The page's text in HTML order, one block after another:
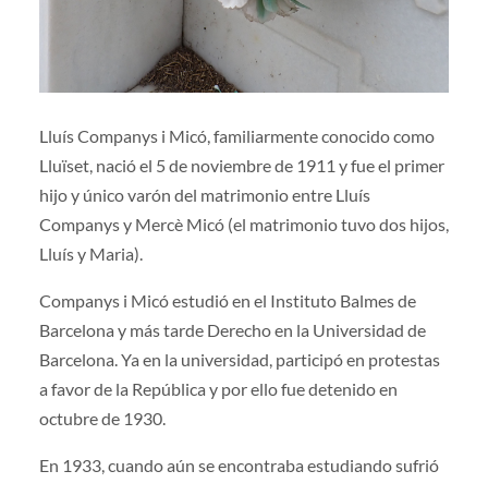
Lluís Companys i Micó, familiarmente conocido como
Lluïset, nació el 5 de noviembre de 1911 y fue el primer
hijo y único varón del matrimonio entre Lluís
Companys y Mercè Micó (el matrimonio tuvo dos hijos,
Lluís y Maria).
Companys i Micó estudió en el Instituto Balmes de
Barcelona y más tarde Derecho en la Universidad de
Barcelona. Ya en la universidad, participó en protestas
a favor de la República y por ello fue detenido en
octubre de 1930.
En 1933, cuando aún se encontraba estudiando sufrió